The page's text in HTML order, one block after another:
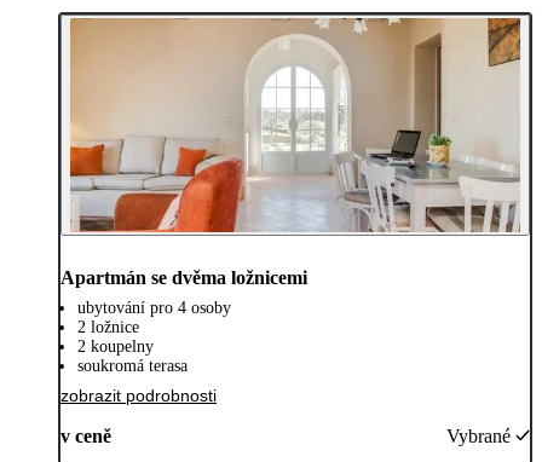
Apartmán se dvěma ložnicemi
ubytování pro 4 osoby
2 ložnice
2 koupelny
soukromá terasa
zobrazit podrobnosti
v ceně Vybrané